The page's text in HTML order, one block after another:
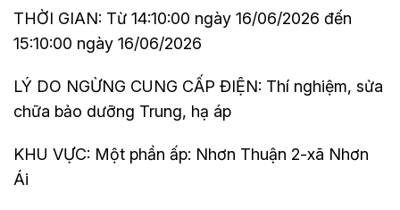
THỜI GIAN: Từ 14:10:00 ngày 16/06/2026 đến
15:10:00 ngày 16/06/2026
LÝ DO NGỪNG CUNG CẤP ĐIỆN: Thí nghiệm, sửa
chữa bảo dưỡng Trung, hạ áp
KHU VỰC: Một phần ấp: Nhơn Thuận 2-xã Nhơn
Ái